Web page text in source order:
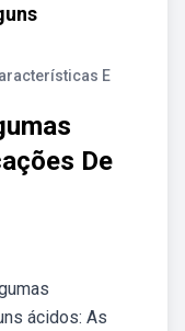
E
De
ácidos: As